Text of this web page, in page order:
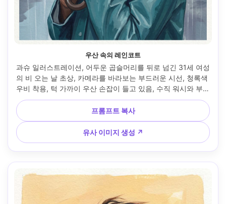
우산 속의 레인코트
과슈 일러스트레이션, 어두운 곱슬머리를 뒤로 넘긴 31세 여성
의 비 오는 날 초상, 카메라를 바라보는 부드러운 시선, 청록색
우비 착용, 턱 가까이 우산 손잡이 들고 있음, 수직 워시와 부드
러운 반사로 도시의 비 표현, 쿨 오버캐스트 라이팅, 매트 과슈
레이어, 젖은 종이에 칠한 텍스처, 강조된 종이 결, 쿨 팔레트와
따뜻한 피부 대조, 조용하고 성찰적인 분위기, 85mm 렌즈, 얕
은 심도 --ar 4:5
프롬프트 복사
유사 이미지 생성 ↗